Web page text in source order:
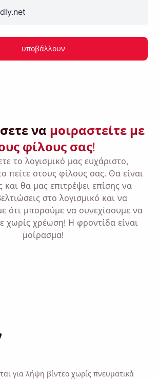
υποβάλλουν
να μοιραστείτε με
φίλους σας!
το λογισμικό μας ευχάριστο,
πείτε στους φίλους σας. Θα είναι
και θα μας επιτρέψει επίσης να
στο λογισμικό και να
ότι μπορούμε να συνεχίσουμε να
χωρίς χρέωση! Η φροντίδα είναι
μοίρασμα!
για λήψη βίντεο χωρίς πνευματικά
Viddly όταν επιστρέψετε σε
MacOS ή Windows.